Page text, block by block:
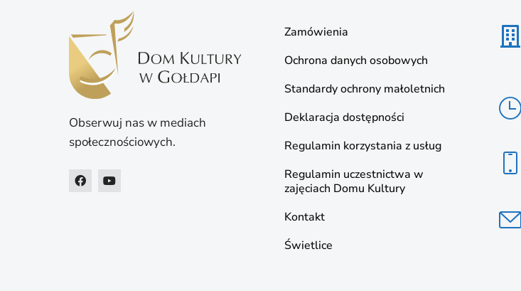
Obserwuj nas w mediach
społecznościowych.
Zamówienia
Ochrona danych osobowych
Standardy ochrony małoletnich
Deklaracja dostępności
Regulamin korzystania z usług
Regulamin uczestnictwa w
zajęciach Domu Kultury
Kontakt
Świetlice